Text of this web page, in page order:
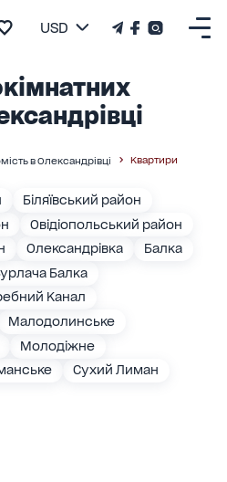
USD
в Олександрівці Квартири
Біляївський район
Овідіопольський район
Олександрівка
Балка
Балка
Канал
Малодолинське
Молодіжне
Сухий Лиман